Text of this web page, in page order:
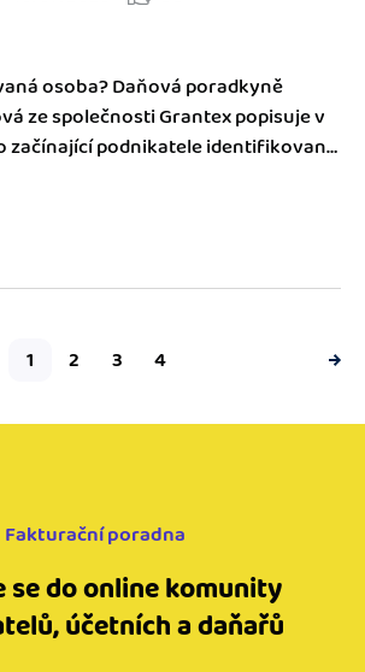
osoba? Daňová poradkyně
ze společnosti Grantex popisuje v
začínající podnikatele identifikované
1 2 3 4
Fakturační poradna
se do online komunity
účetních a daňařů